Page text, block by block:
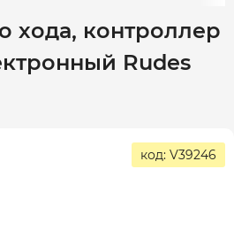
хода, контроллер
Rudes
код: V39246